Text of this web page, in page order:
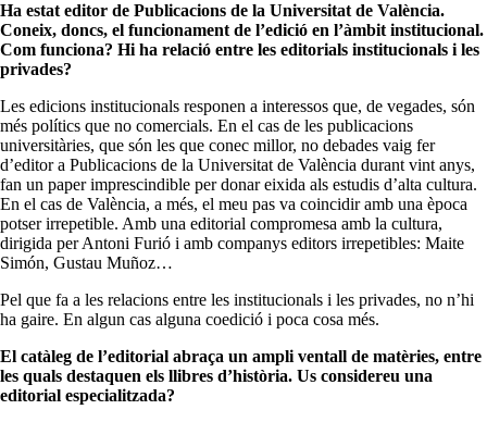
Ha estat editor de Publicacions de la Universitat de València.
Coneix, doncs, el funcionament de l’edició en l’àmbit institucional.
Com funciona? Hi ha relació entre les editorials institucionals i les
privades?
Les edicions institucionals responen a interessos que, de vegades, són
més polítics que no comercials. En el cas de les publicacions
universitàries, que són les que conec millor, no debades vaig fer
d’editor a Publicacions de la Universitat de València durant vint anys,
fan un paper imprescindible per donar eixida als estudis d’alta cultura.
En el cas de València, a més, el meu pas va coincidir amb una època
potser irrepetible. Amb una editorial compromesa amb la cultura,
dirigida per Antoni Furió i amb companys editors irrepetibles: Maite
Simón, Gustau Muñoz…
Pel que fa a les relacions entre les institucionals i les privades, no n’hi
ha gaire. En algun cas alguna coedició i poca cosa més.
El catàleg de l’editorial abraça un ampli ventall de matèries, entre
les quals destaquen els llibres d’història. Us considereu una
editorial especialitzada?